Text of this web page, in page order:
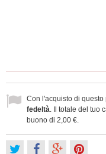
Con l'acquisto di
fedeltà . Il totale del tuo
buono di 2,00 €